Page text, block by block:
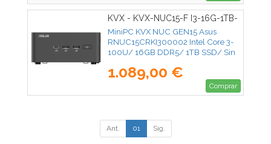
KVX - KVX-NUC15-F I3-16G-1TB-
2
MiniPC KVX NUC GEN15 Asus
RNUC15CRKI300002 Intel Core 3-
100U/ 16GB DDR5/ 1TB SSD/ Sin
1.089,00 €
Comprar
Ant. 01 Sig.